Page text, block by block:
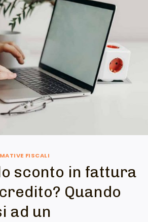
FISCALI
sconto in fattura
Quando
ad un